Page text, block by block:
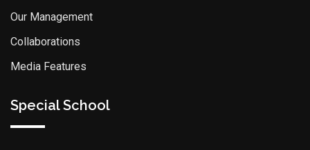
Our Management
Collaborations
Media Features
Special School